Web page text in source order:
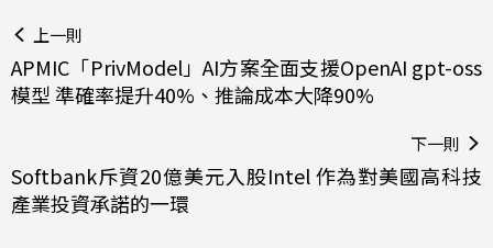
上一則
APMIC「PrivModel」AI方案全面支援OpenAI gpt-oss
模型 準確率提升40%、推論成本大降90%
下一則
Softbank斥資20億美元入股Intel 作為對美國高科技
產業投資承諾的一環